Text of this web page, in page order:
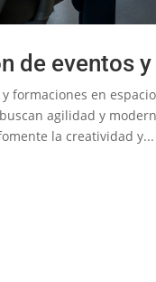
de eventos
formaciones en
agilidad y
la creatividad y...